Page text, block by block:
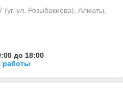
(уг. ул. Розыбакиева), Алматы,
до 18:00
работы